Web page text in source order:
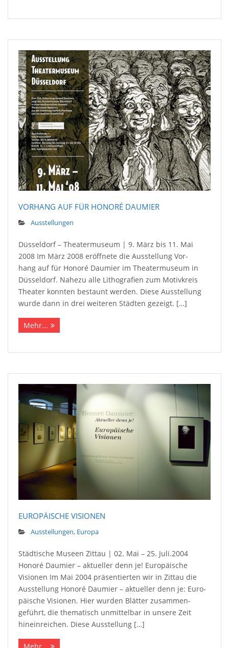
VOR­HANG AUF FÜR HONORÉ DAUMIER
Ausstellungen
Düsseldorf – The­ater­mu­seum | 9. März bis 11. Mai
2008 Im März 2008 eröffnete die Ausstellung Vor­
hang auf für Honoré Daumier im The­ater­mu­seum in
Düssel­dorf. Nahezu alle Litho­gra­fien zum Motiv­kreis
The­ater konn­ten be­staunt werden. Diese Aus­stellung
wurde dann in drei weiteren Städten gezeigt. […]
Mehr...
EUROPÄISCHE VISIONEN
Ausstellungen, Europa
Städtische Museen Zittau | 02. Mai – 25. Juli.2004
Honoré Daumier – aktueller denn je! Europäische
Visionen Im Mai 2004 präsentierten wir in Zittau die
Aus­stellung Honoré Daumier – ak­tu­eller denn je: Eu­ro­
pä­ische Vi­sionen. Hier wurden Blätter zu­sammen­
geführt, die the­matisch unmit­tel­bar in unsere Zeit
hinein­reichen. Diese Aus­stellung […]